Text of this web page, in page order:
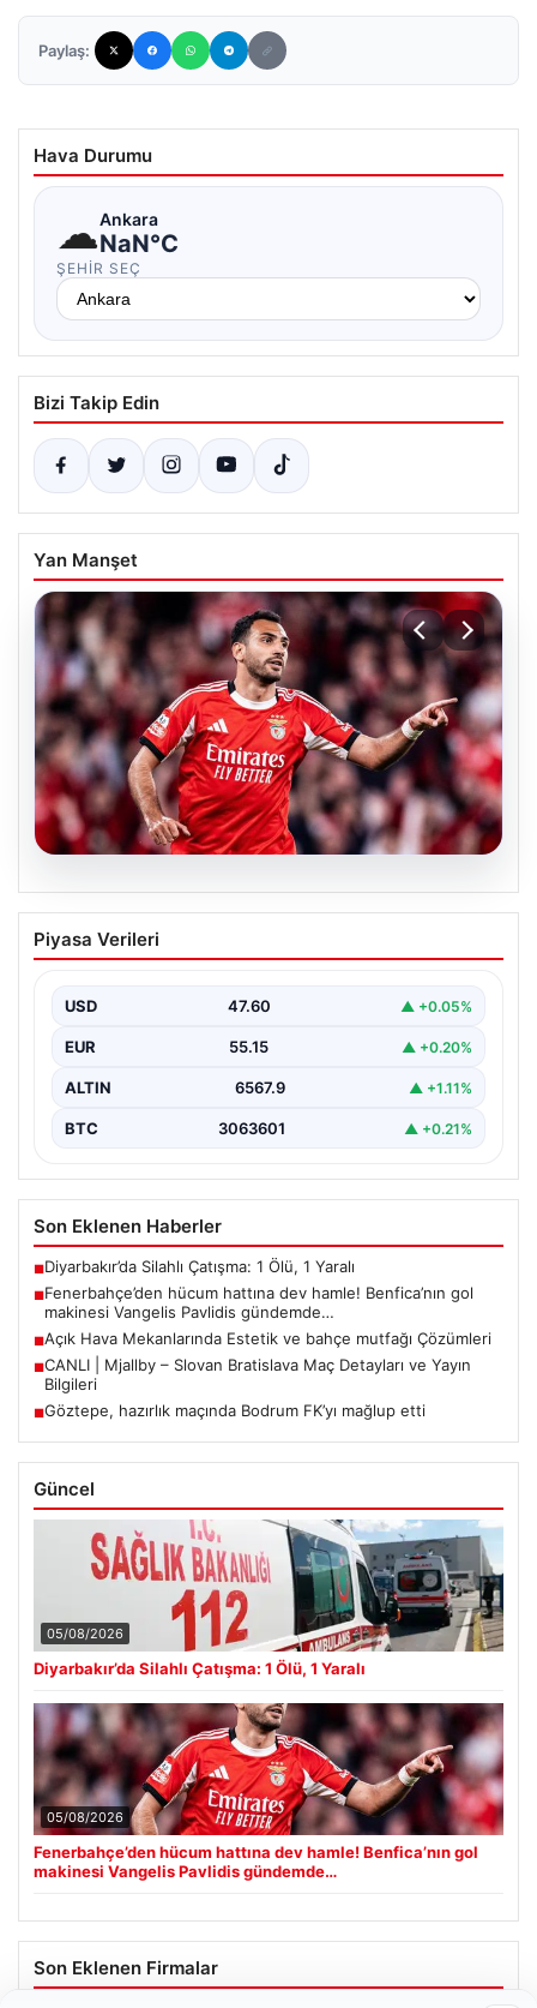
Paylaş:
Hava Durumu
☁Ankara
NaN°C
ŞEHIR SEÇ
Bizi Takip Edin
Yan Manşet
05.08.2026
Fenerbahçe’den hücum hattına dev
hamle! Benfica’nın gol makinesi
Piyasa Verileri
USD 47.60 ▲ +0.05%
EUR 55.15 ▲ +0.20%
ALTIN 6567.9 ▲ +1.11%
BTC 3063601 ▲ +0.21%
Son Eklenen Haberler
■Diyarbakır’da Silahlı Çatışma: 1 Ölü, 1 Yaralı
■Fenerbahçe’den hücum hattına dev hamle! Benfica’nın gol
makinesi Vangelis Pavlidis gündemde…
■Açık Hava Mekanlarında Estetik ve bahçe mutfağı Çözümleri
■CANLI | Mjallby – Slovan Bratislava Maç Detayları ve Yayın
Bilgileri
■Göztepe, hazırlık maçında Bodrum FK’yı mağlup etti
Güncel
05/08/2026
Diyarbakır’da Silahlı Çatışma: 1 Ölü, 1 Yaralı
05/08/2026
Fenerbahçe’den hücum hattına dev hamle! Benfica’nın gol
makinesi Vangelis Pavlidis gündemde…
Son Eklenen Firmalar